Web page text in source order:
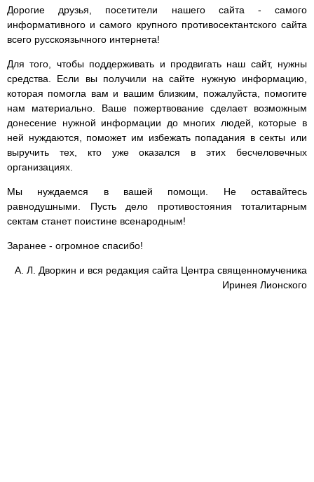
Дорогие друзья, посетители нашего сайта - самого
информативного и самого крупного противосектантского сайта
всего русскоязычного интернета!
Для того, чтобы поддерживать и продвигать наш сайт, нужны
средства. Если вы получили на сайте нужную информацию,
которая помогла вам и вашим близким, пожалуйста, помогите
нам материально. Ваше пожертвование сделает возможным
донесение нужной информации до многих людей, которые в
ней нуждаются, поможет им избежать попадания в секты или
выручить тех, кто уже оказался в этих бесчеловечных
организациях.
Мы нуждаемся в вашей помощи. Не оставайтесь
равнодушными. Пусть дело противостояния тоталитарным
сектам станет поистине всенародным!
Заранее - огромное спасибо!
А. Л. Дворкин и вся редакция сайта Центра священномученика
Иринея Лионского